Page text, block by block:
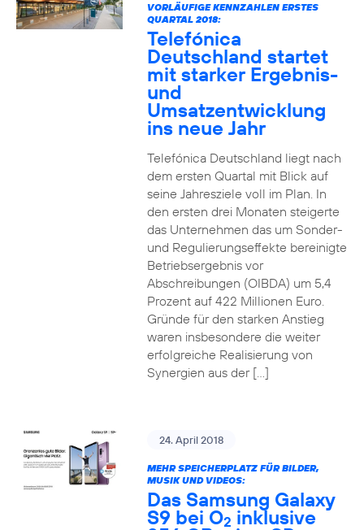
VORLÄUFIGE KENNZAHLEN ERSTES
QUARTAL 2018:
Telefónica
Deutschland startet
mit starker Ergebnis-
und
Umsatzentwicklung
ins neue Jahr
Telefónica Deutschland liegt nach
dem ersten Quartal mit Blick auf
seine Jahresziele voll im Plan. In
den ersten drei Monaten steigerte
das Unternehmen das um Sonder-
und Regulierungseffekte bereinigte
Betriebsergebnis vor
Abschreibungen (OIBDA) um 5,4
Prozent auf 422 Millionen Euro.
Gründe für den starken Anstieg
waren insbesondere die weiter
erfolgreiche Realisierung von
Synergien aus der […]
24. April 2018
MEHR SPEICHERPLATZ FÜR BILDER,
MUSIK UND VIDEOS:
Das Samsung Galaxy
S9 bei O2 inklusive